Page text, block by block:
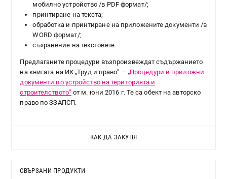
КАК ДА ЗАКУПЯ
мобилно устройство /в PDF формат/;
принтиране на текста;
обработка и принтиране на приложените документи /в
WORD формат/;
съхранение на текстовете.
Предлаганите процедури възпроизвеждат съдържанието
на книгата на ИК „Труд и право” – „Процедури и приложни
документи по устройство на територията и
строителството”от м. юни 2016 г. Те са обект на авторско
право по ЗЗАПСП.
СВЪРЗАНИ ПРОДУКТИ